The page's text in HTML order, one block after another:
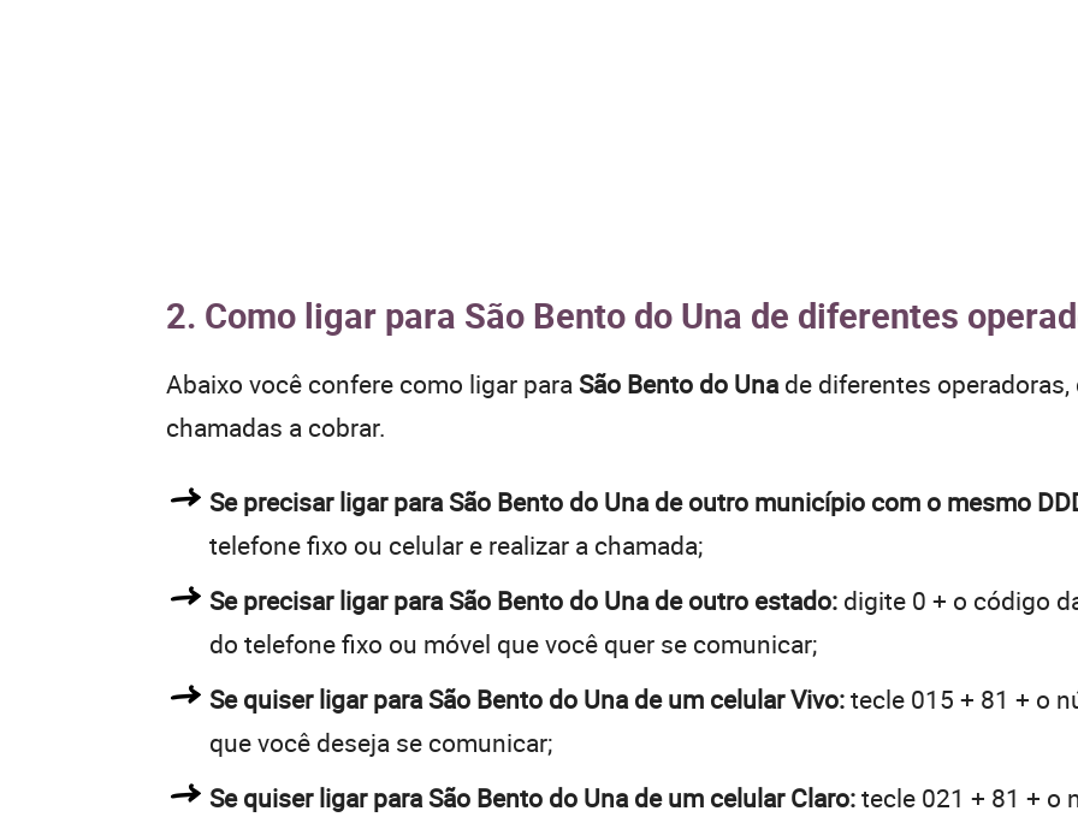
2. Como ligar para São Bento do Una de diferentes
Abaixo você confere como ligar para São Bento do Unade diferentes
chamadas a cobrar.
Se precisar ligar para São Bento do Una de outro município com o mesmo
telefone fixo ou celular e realizar a chamada;
Se precisar ligar para São Bento do Una de outro estado: digite 0 + o código
do telefone fixo ou móvel que você quer se comunicar;
Se quiser ligar para São Bento do Una de um celular Vivo:tecle 015 + 81 + o
que você deseja se comunicar;
Se quiser ligar para São Bento do Una de um celular Claro:tecle 021 + 81 + o